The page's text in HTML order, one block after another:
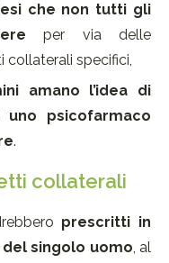
che non tutti gli
per via delle
collaterali specifici,
amano l’idea di
psicofarmaco
.
collaterali
prescritti in
singolo uomo, al